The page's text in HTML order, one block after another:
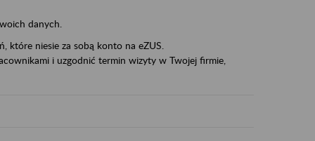
danych.
które niesie za sobą konto na eZUS.
i uzgodnić termin wizyty w Twojej firmie,